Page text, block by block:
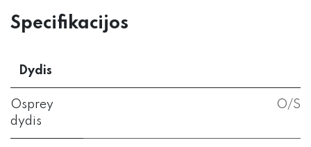
Specifikacijos
Dydis
Osprey
dydis
O/S